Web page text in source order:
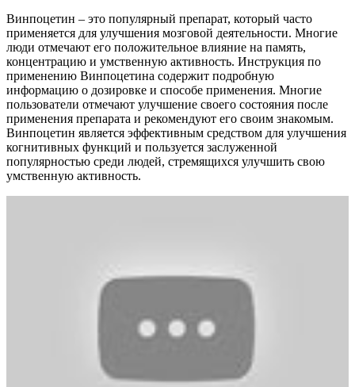
Винпоцетин – это популярный препарат, который часто
применяется для улучшения мозговой деятельности. Многие
люди отмечают его положительное влияние на память,
концентрацию и умственную активность. Инструкция по
применению Винпоцетина содержит подробную
информацию о дозировке и способе применения. Многие
пользователи отмечают улучшение своего состояния после
применения препарата и рекомендуют его своим знакомым.
Винпоцетин является эффективным средством для улучшения
когнитивных функций и пользуется заслуженной
популярностью среди людей, стремящихся улучшить свою
умственную активность.